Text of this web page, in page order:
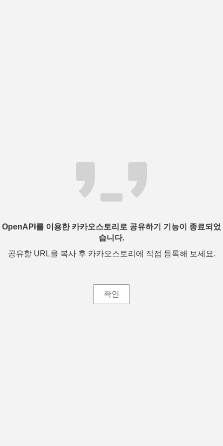
OpenAPI를 이용한 카카오스토리로 공유하기 기능이 종료되었
습니다.
공유할 URL을 복사 후 카카오스토리에 직접 등록해 보세요.
확인